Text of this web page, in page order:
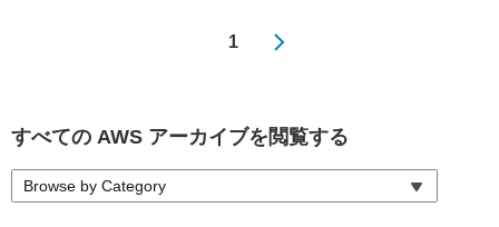
1
すべての AWS アーカイブを閲覧する
Browse by Category